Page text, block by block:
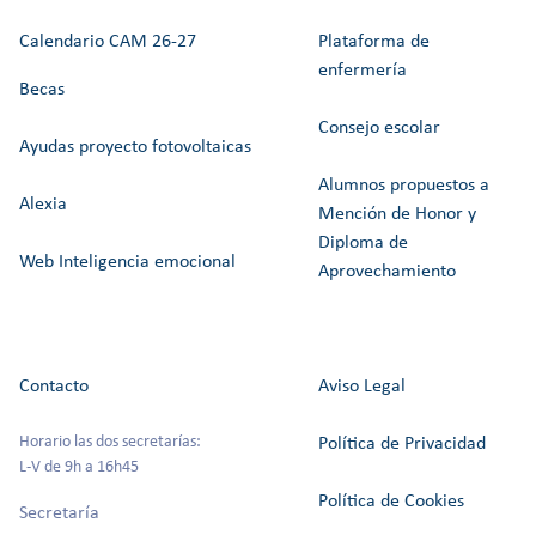
Calendario CAM 26-27
Becas
Ayudas proyecto fotovoltaicas
Alexia
Web Inteligencia emocional
Plataforma de
enfermería
Consejo escolar
Alumnos propuestos a
Mención de Honor y
Diploma de
Aprovechamiento
Contacto
Horario las dos secretarías:
L-V de 9h a 16h45
Secretaría
Aviso Legal
Política de Privacidad
Política de Cookies